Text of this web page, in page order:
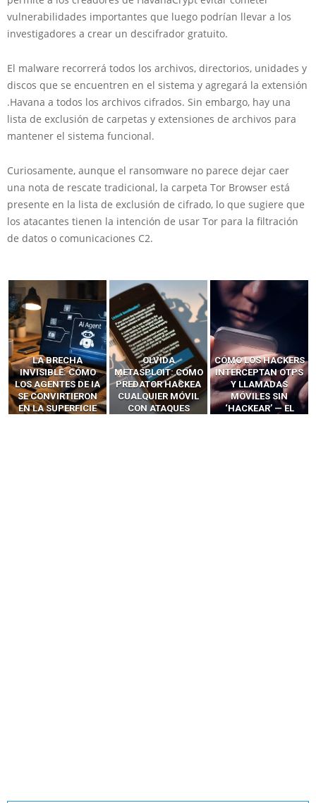
vulnerabilidades importantes que luego podrían llevar a los
investigadores a crear un descifrador gratuito.
El malware recorrerá todos los archivos, directorios, unidades y
discos que se encuentren en el sistema y agregará la extensión
.Havana a todos los archivos cifrados. Sin embargo, hay una
lista de exclusión de carpetas y extensiones de archivos para
mantener el sistema funcional.
Curiosamente, aunque el ransomware no parece dejar caer
una nota de rescate tradicional, la carpeta Tor Browser está
presente en la lista de exclusión de cifrado, lo que sugiere que
los atacantes tienen la intención de usar Tor para la filtración
de datos o comunicaciones C2.
LA BRECHA
INVISIBLE: CÓMO
LOS AGENTES DE IA
SE CONVIRTIERON
EN LA SUPERFICIE
OLVIDA
METASPLOIT: CÓMO
PREDATOR HACKEA
CUALQUIER MÓVIL
CON ATAQUES
CÓMO LOS HACKERS
INTERCEPTAN OTPS
Y LLAMADAS
MÓVILES SIN
‘HACKEAR’ — EL